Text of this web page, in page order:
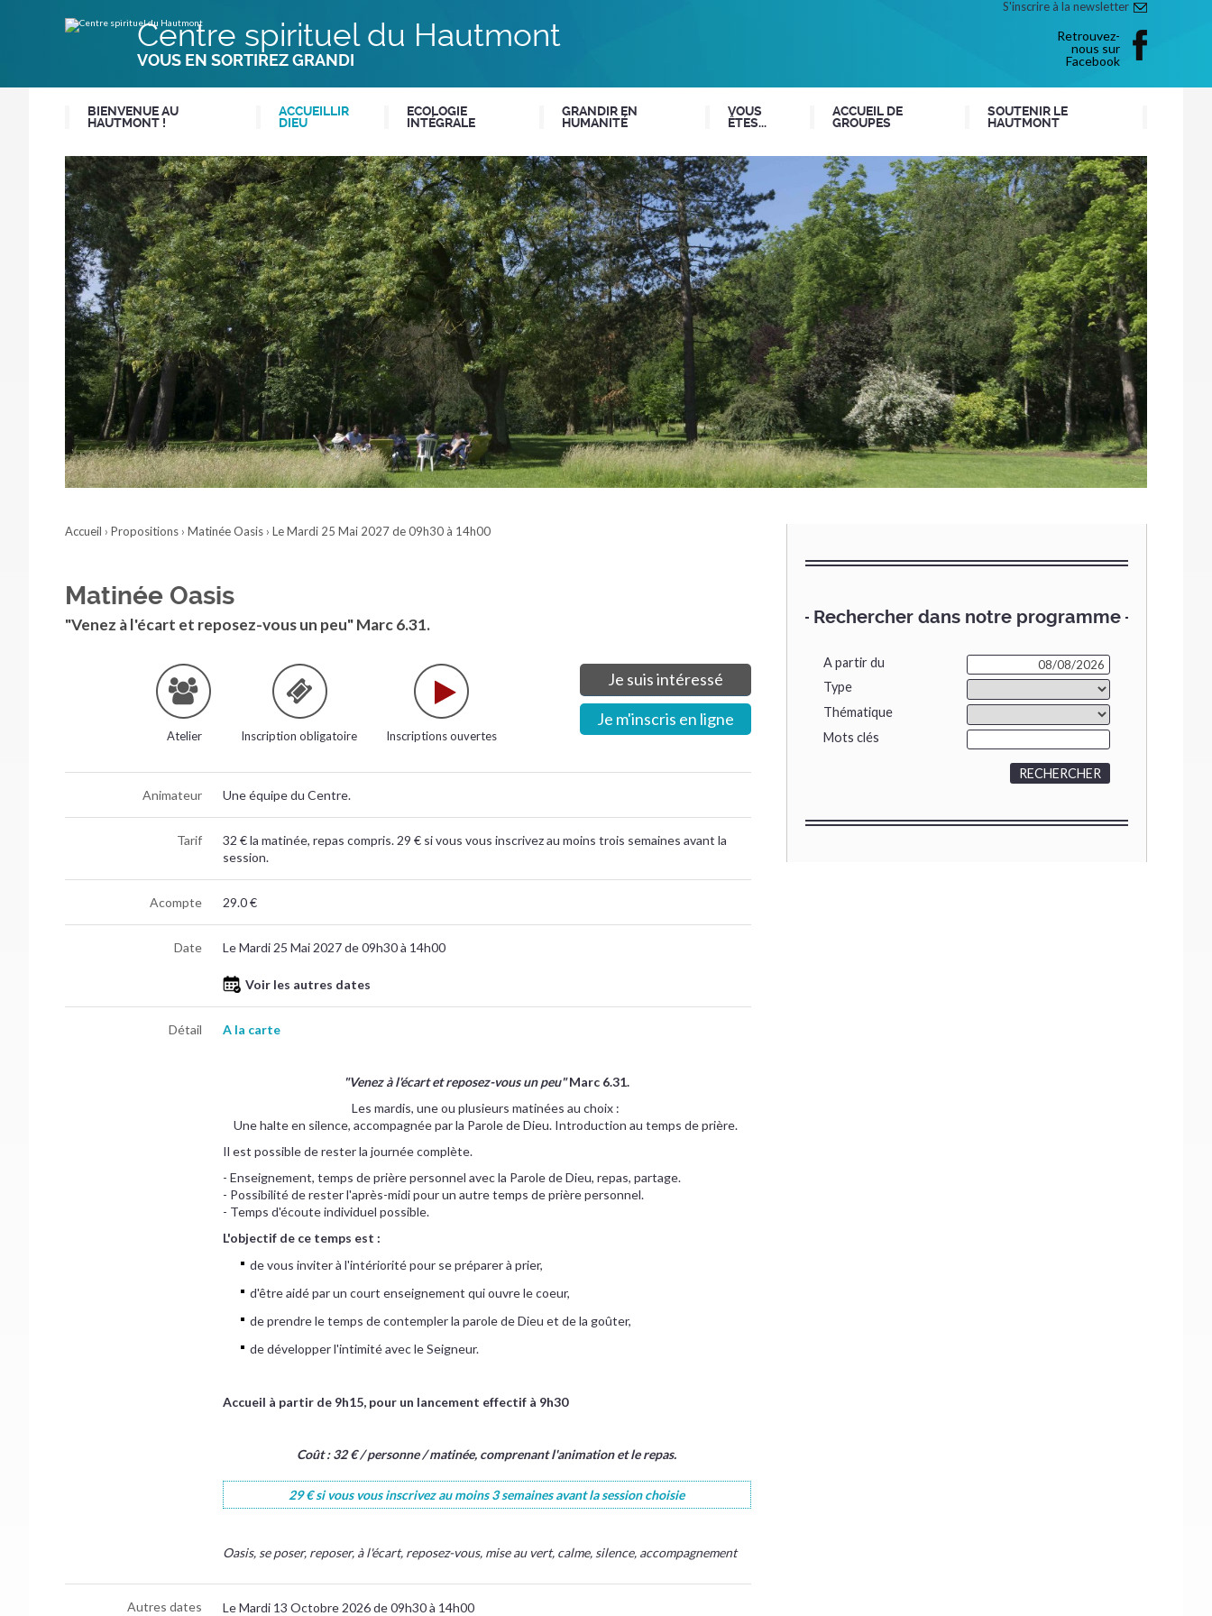
contenu.
S'inscrire à la newsletter
Retrouvez-
nous sur
Facebook
Centre spirituel du Hautmont
VOUS EN SORTIREZ GRANDI
BIENVENUE AU
HAUTMONT !
ACCUEILLIR
DIEU
ECOLOGIE
INTÉGRALE
GRANDIR EN
HUMANITÉ
VOUS
ÊTES...
ACCUEIL DE
GROUPES
SOUTENIR LE
HAUTMONT
Accueil › Propositions › Matinée Oasis › Le Mardi 25 Mai 2027 de 09h30 à 14h00
Rechercher dans notre programme
A partir du
Type
Thématique
Mots clés
Matinée Oasis
"Venez à l'écart et reposez-vous un peu" Marc 6.31.
Atelier Inscription obligatoire Inscriptions ouvertes
Je suis intéressé
Je m'inscris en ligne
Animateur Une équipe du Centre.
Tarif
32 € la matinée, repas compris. 29 € si vous vous inscrivez au moins trois semaines avant la
session.
Acompte 29.0 €
Date Le Mardi 25 Mai 2027 de 09h30 à 14h00
Voir les autres dates
Détail A la carte
"Venez à l'écart et reposez-vous un peu"Marc 6.31.
Les mardis, une ou plusieurs matinées au choix :
Une halte en silence, accompagnée par la Parole de Dieu. Introduction au temps de prière.
Il est possible de rester la journée complète.
- Enseignement, temps de prière personnel avec la Parole de Dieu, repas, partage.
- Possibilité de rester l'après-midi pour un autre temps de prière personnel.
- Temps d'écoute individuel possible.
L'objectif de ce temps est :
de vous inviter à l'intériorité pour se préparer à prier,
d'être aidé par un court enseignement qui ouvre le coeur,
de prendre le temps de contempler la parole de Dieu et de la goûter,
de développer l'intimité avec le Seigneur.
Accueil à partir de 9h15, pour un lancement effectif à 9h30
Coût : 32 € / personne / matinée, comprenant l'animation et le repas.
29 € si vous vous inscrivez au moins 3 semaines avant la session choisie
Oasis, se poser, reposer, à l'écart, reposez-vous, mise au vert, calme, silence, accompagnement
Autres dates Le Mardi 13 Octobre 2026 de 09h30 à 14h00